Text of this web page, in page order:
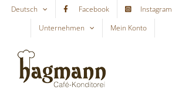
Skip
content
Deutsch Facebook Instagram
Unternehmen
Mein Konto